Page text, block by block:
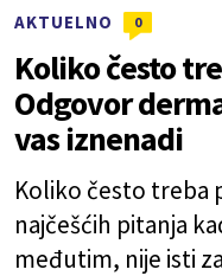
AKTUELNO 0
Koliko često
Odgovor
vas iznenadi
Koliko često treba
najčešćih pitanja
međutim, nije isti